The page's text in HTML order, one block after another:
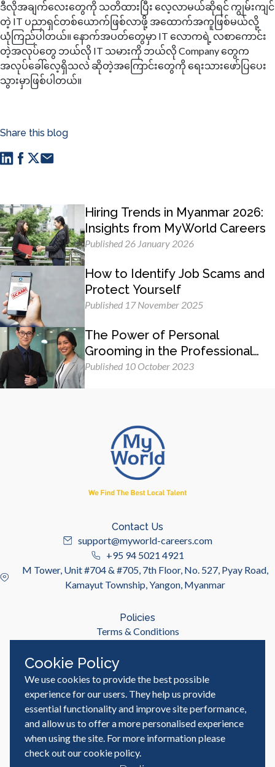
ဒီလိုအချက်လေးတွေကို သတိထားပြီး လေ့လာမယ်ဆိုရင် ကျွမ်းကျင်
တဲ့ IT ပညာရှင်တစ်ယောက်ဖြစ်လာဖို့ အထောက်အကူဖြစ်မယ်လို့
ယုံကြည်ပါတယ်။ နောက်အပတ်တွေမှာ IT လောကရဲ့ လစာကောင်း
တဲ့အလုပ်တွေ ဘယ်လို IT သမားကို ဘယ်လို Company တွေက
အလုပ်ခေါ်လေ့ရှိသလဲ ဆိုတဲ့အကြောင်းတွေကို ရေးသားဖော်ပြပေး
သွားမှာဖြစ်ပါတယ်။
Share this blog
Hiring Trends in Myanmar 2026:
Insights from MyWorld Careers
Published 26 January 2026
How to Identify Job Scams and
Protect Yourself
Published 17 November 2025
The Power of Personal
Grooming in the Professional
Workplace
Published 10 October 2023
Contact Us
support@myworld-careers.com
+95 94 5021 4921
M Tower, Unit #704 & #705, 7th Floor, No. 527, Pyay Road,
Kamayut Township, Yangon, Myanmar
Policies
Terms & Conditions
Useful Links
Job Seeker
Employer
Blog & Resources
Cookie Policy
We use cookies to provide the best possible
experience for our users. They help us provide
essential functionality and improve site performance,
and allow us to offer a more personalised experience
when using the site. For more information please
check out ourcookie policy.